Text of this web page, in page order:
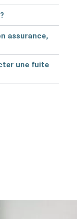
assurance,
une fuite